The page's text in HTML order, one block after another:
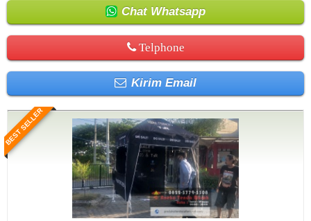
Chat Whatsapp
Telphone
Kirim Email
BEST SELLER